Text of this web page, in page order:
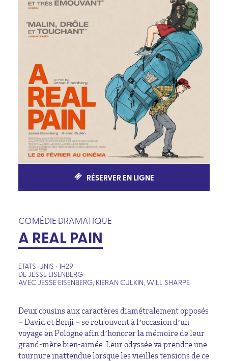
RÉSERVER EN LIGNE
COMÉDIE DRAMATIQUE
A REAL PAIN
ETATS-UNIS • 1H29
DE JESSE EISENBERG
AVEC JESSE EISENBERG, KIERAN CULKIN, WILL SHARPE
Deux cousins aux caractères diamétralement opposés
– David et Benji – se retrouvent à l’occasion d’un
voyage en Pologne afin d’honorer la mémoire de leur
grand-mère bien-aimée. Leur odyssée va prendre une
tournure inattendue lorsque les vieilles tensions de ce